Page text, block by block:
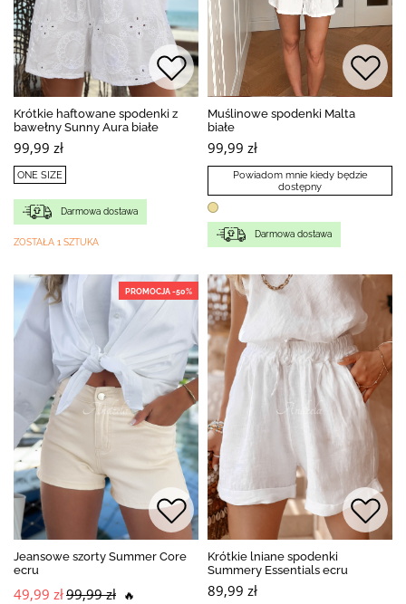
Krótkie haftowane spodenki z
bawełny Sunny Aura białe
99,99 zł
ONE SIZE
Darmowa dostawa
ZOSTAŁA 1 SZTUKA
Muślinowe spodenki Malta
białe
99,99 zł
Powiadom mnie kiedy będzie
dostępny
Darmowa dostawa
PROMOCJA -50%
Jeansowe szorty Summer Core
ecru
49,99 zł99,99 zł 🔥
Krótkie lniane spodenki
Summery Essentials ecru
89,99 zł